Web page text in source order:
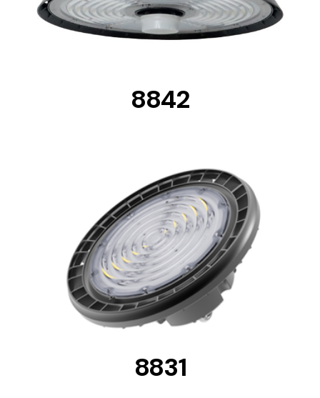
8842
DETAILS
8831